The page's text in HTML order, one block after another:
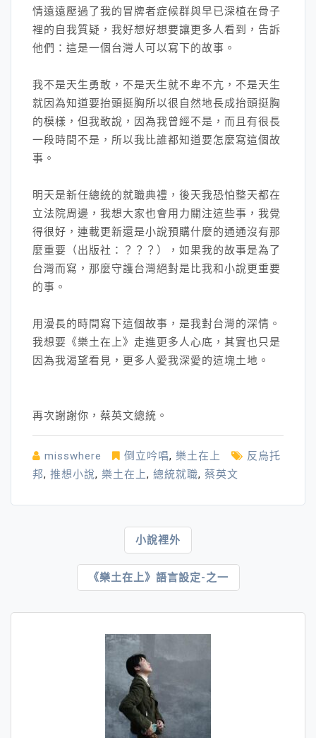
情遠遠壓過了我的冒牌者症候群與早已深植在骨子
裡的自我質疑，我好想好想要讓更多人看到，告訴
他們：這是一個台灣人可以寫下的故事。
我不是天生勇敢，不是天生就不卑不亢，不是天生
就因為知道要抬頭挺胸所以很自然地長成抬頭挺胸
的模樣，但我敢說，因為我曾經不是，而且有很長
一段時間不是，所以我比誰都知道要怎麼寫這個故
事。
明天是新任總統的就職典禮，後天我恐怕整天都在
立法院周邊，我想大家也會用力關注這些事，我覺
得很好，連載更新還是小說預購什麼的通通沒有那
麼重要（出版社：？？？），如果我的故事是為了
台灣而寫，那麼守護台灣絕對是比我和小說更重要
的事。
用漫長的時間寫下這個故事，是我對台灣的深情。
我想要《樂土在上》走進更多人心底，其實也只是
因為我渴望看見，更多人愛我深愛的這塊土地。
再次謝謝你，蔡英文總統。
misswhere 倒立吟唱, 樂土在上
反烏托
邦, 推想小說, 樂土在上, 總統就職, 蔡英文
覽
小說裡外
《樂土在上》語言設定-之一